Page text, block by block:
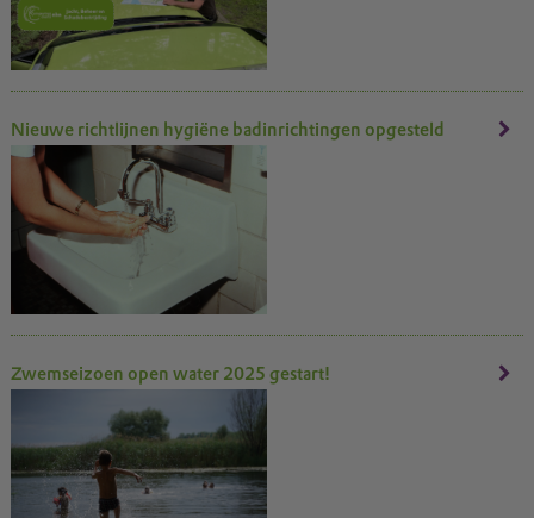
Nieuwe richtlijnen hygiëne badinrichtingen opgesteld
Zwemseizoen open water 2025 gestart!